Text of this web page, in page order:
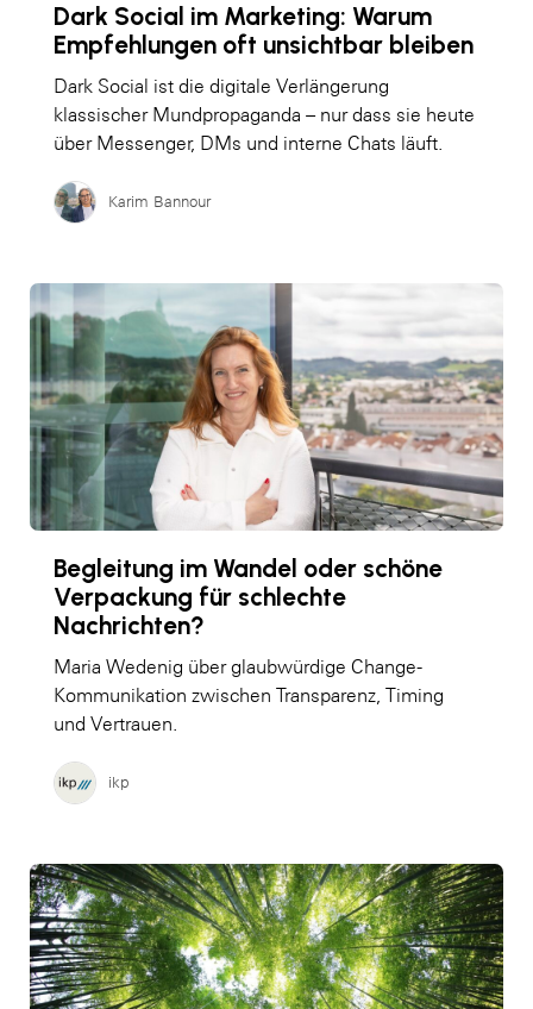
Dark Social im Marketing: Warum
Empfehlungen oft unsichtbar bleiben
Dark Social ist die digitale Verlängerung
klassischer Mundpropaganda – nur dass sie heute
über Messenger, DMs und interne Chats läuft.
Karim Bannour
Begleitung im Wandel oder schöne
Verpackung für schlechte
Nachrichten?
Maria Wedenig über glaubwürdige Change-
Kommunikation zwischen Transparenz, Timing
und Vertrauen.
ikp